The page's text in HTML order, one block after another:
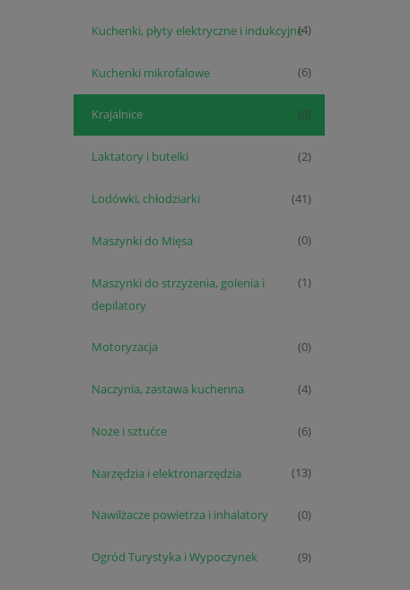
Kuchenki, płyty elektryczne i indukcyjne(4)
Kuchenki mikrofalowe (6)
Krajalnice (0)
Laktatory i butelki (2)
Lodówki, chłodziarki (41)
Maszynki do Mięsa (0)
Maszynki do strzyżenia, golenia i
depilatory
(1)
Motoryzacja (0)
Naczynia, zastawa kuchenna (4)
Noże i sztućce (6)
Narzędzia i elektronarzędzia (13)
Nawilżacze powietrza i inhalatory (0)
Ogród Turystyka i Wypoczynek (9)